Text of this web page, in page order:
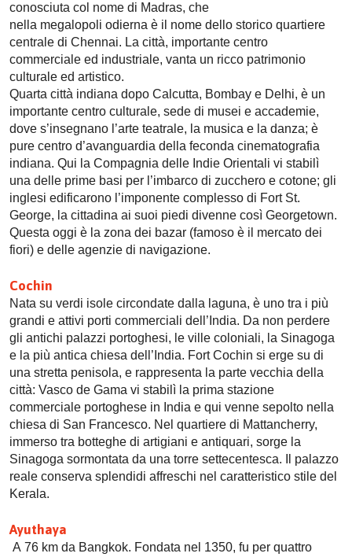
conosciuta col nome di Madras, che
nella megalopoli odierna è il nome dello storico quartiere
centrale di Chennai. La città, importante centro
commerciale ed industriale, vanta un ricco patrimonio
culturale ed artistico.
Quarta città indiana dopo Calcutta, Bombay e Delhi, è un
importante centro culturale, sede di musei e accademie,
dove s’insegnano l’arte teatrale, la musica e la danza; è
pure centro d’avanguardia della feconda cinematografia
indiana. Qui la Compagnia delle Indie Orientali vi stabilì
una delle prime basi per l’imbarco di zucchero e cotone; gli
inglesi edificarono l’imponente complesso di Fort St.
George, la cittadina ai suoi piedi divenne così Georgetown.
Questa oggi è la zona dei bazar (famoso è il mercato dei
fiori) e delle agenzie di navigazione.
Cochin
Nata su verdi isole circondate dalla laguna, è uno tra i più
grandi e attivi porti commerciali dell’India. Da non perdere
gli antichi palazzi portoghesi, le ville coloniali, la Sinagoga
e la più antica chiesa dell’India. Fort Cochin si erge su di
una stretta penisola, e rappresenta la parte vecchia della
città: Vasco de Gama vi stabilì la prima stazione
commerciale portoghese in India e qui venne sepolto nella
chiesa di San Francesco. Nel quartiere di Mattancherry,
immerso tra botteghe di artigiani e antiquari, sorge la
Sinagoga sormontata da una torre settecentesca. Il palazzo
reale conserva splendidi affreschi nel caratteristico stile del
Kerala.
Ayuthaya
A 76 km da Bangkok. Fondata nel 1350, fu per quattro